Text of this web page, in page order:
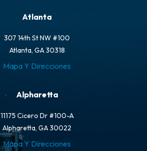
Atlanta
307 14th St NW #100
Atlanta, GA 30318
Mapa Y Direcciones
Alpharetta
11175 Cicero Dr #100-A
Alpharetta, GA 30022
Mapa Y Direcciones